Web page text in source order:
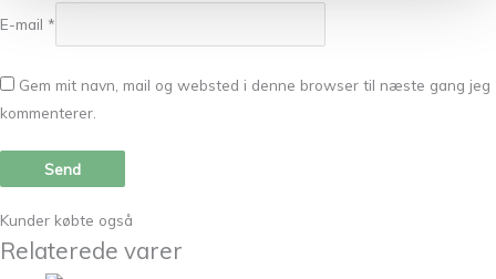
E-mail *
Gem mit navn, mail og websted i denne browser til næste gang jeg
kommenterer.
Kunder købte også
Relaterede varer